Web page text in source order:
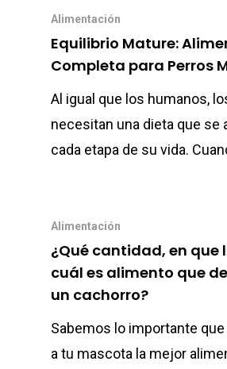
Alimentación
Equilibrio Mature:
Completa para Perros
Al igual que los humanos,
necesitan una dieta que se
cada etapa de su vida.
Alimentación
¿Qué cantidad, en que
cuál es alimento que
un cachorro?
Sabemos lo importante
a tu mascota la mejor